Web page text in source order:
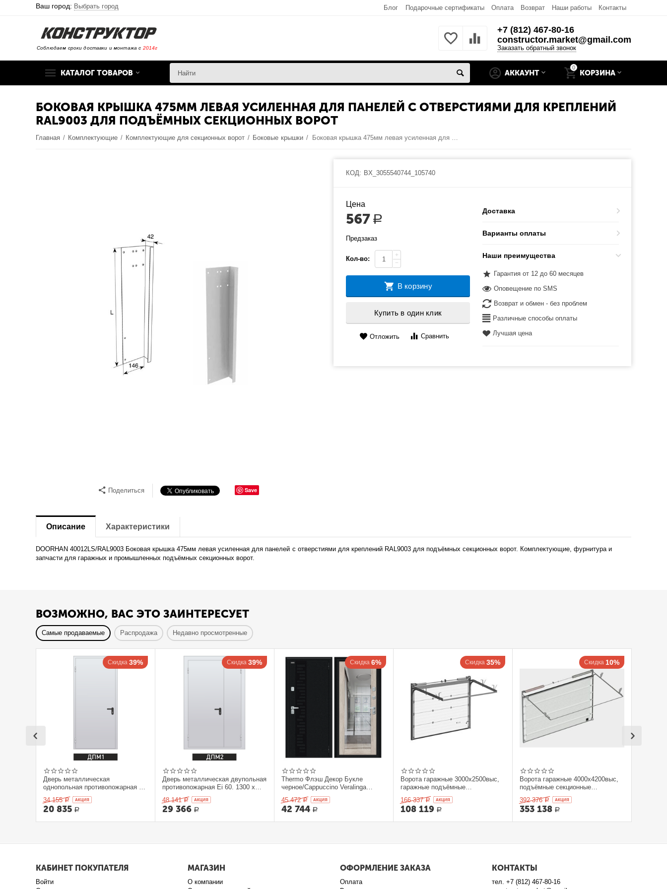
Ваш город: Выбрать город Блог Подарочные сертификаты Оплата Возврат Наши работы Контакты
Соблюдаем сроки доставки и монтажа с 2014г
+7 (812) 467-80-16
constructor.market@gmail.com
Заказать обратный звонок
КАТАЛОГ ТОВАРОВ
0
КОРЗИНА
АККАУНТ
БОКОВАЯ КРЫШКА 475ММ ЛЕВАЯ УСИЛЕННАЯ ДЛЯ ПАНЕЛЕЙ С ОТВЕРСТИЯМИ ДЛЯ КРЕПЛЕНИЙ
RAL9003 ДЛЯ ПОДЪЁМНЫХ СЕКЦИОННЫХ ВОРОТ
Главная / Комплектующие / Комплектующие для секционных ворот / Боковые крышки / Боковая крышка 475мм левая усиленная для панелей с отверстиями для креплений RAL9003 для подъёмных секционных ворот
Поделиться Save
КОД: BX_3055540744_105740
Цена
567 Р
Предзаказ
Кол-во:
+
−
В корзину
Купить в один клик
Отложить Сравнить
Доставка
Варианты оплаты
Наши преимущества
Гарантия от 12 до 60 месяцев
Оповещение по SMS
Возврат и обмен - без проблем
Различные способы оплаты
Лучшая цена
Описание Характеристики
DOORHAN 40012LS/RAL9003 Боковая крышка 475мм левая усиленная для панелей с отверстиями для креплений RAL9003 для подъёмных секционных ворот. Комплектующие, фурнитура и
запчасти для гаражных и промышленных подъёмных секционных ворот.
ВОЗМОЖНО, ВАС ЭТО ЗАИНТЕРЕСУЕТ
Самые продаваемые Распродажа Недавно просмотренные
Скидка 39%
Дверь металлическая
однопольная противопожарная Ei
60. 900 x 2100 выс.
34 155 Р AКЦИЯ
20 835 Р
Скидка 39%
Дверь металлическая двупольная
противопожарная Ei 60. 1300 x
2100 выс.
48 141 Р AКЦИЯ
29 366 Р
Скидка 6%
Thermo Флэш Декор Букле
черное/Cappuccino Veralinga
205*86 левое
45 472 Р AКЦИЯ
42 744 Р
Скидка 35%
Ворота гаражные 3000x2500выс,
гаражные подъёмные
секционныеDoorHan
166 337 Р AКЦИЯ
108 119 Р
Скидка 10%
Ворота гаражные 4000x4200выс,
подъёмные секционные
DOORHAN
392 376 Р AКЦИЯ
353 138 Р
КАБИНЕТ ПОКУПАТЕЛЯ
Войти
МАГАЗИН
О компании
ОФОРМЛЕНИЕ ЗАКАЗА
Оплата
КОНТАКТЫ
тел.+7 (812) 467-80-16